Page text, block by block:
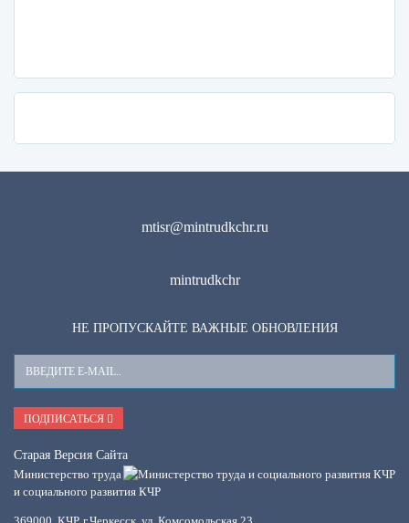
mtisr@mintrudkchr.ru
mintrudkchr
НЕ ПРОПУСКАЙТЕ ВАЖНЫЕ ОБНОВЛЕНИЯ
Ваш
E-
Mail
ПОДПИСАТЬСЯ
Старая Версия Сайта
Министерство труда
и социального развития КЧР